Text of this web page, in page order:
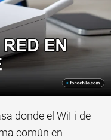
donde el WiFi de
común en